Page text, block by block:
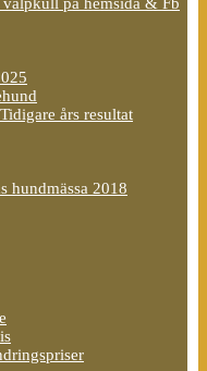
års resultat
hundmässa 2018